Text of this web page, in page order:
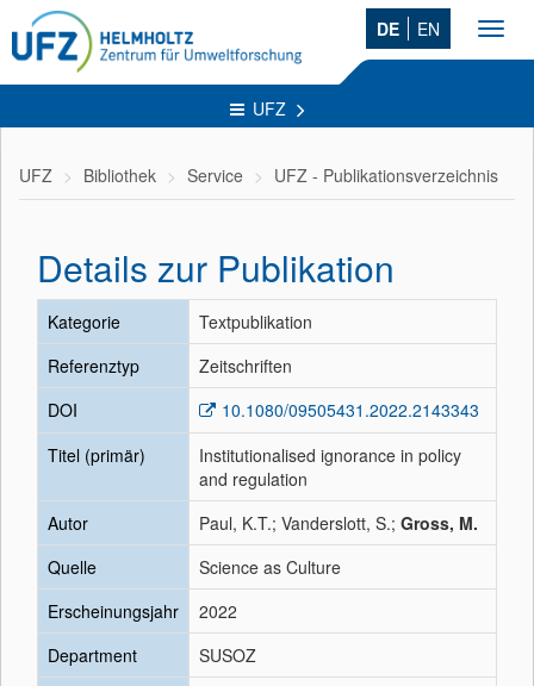
DE EN
UFZ
UFZ Bibliothek Service UFZ - Publikationsverzeichnis
Details zur Publikation
Kategorie
Textpublikation
Referenztyp
Zeitschriften
DOI
10.1080/09505431.2022.2143343
Titel (primär)
Institutionalised ignorance in policy
and regulation
Autor
Paul, K.T.; Vanderslott, S.; Gross, M.
Quelle
Science as Culture
Erscheinungsjahr
2022
Department
SUSOZ